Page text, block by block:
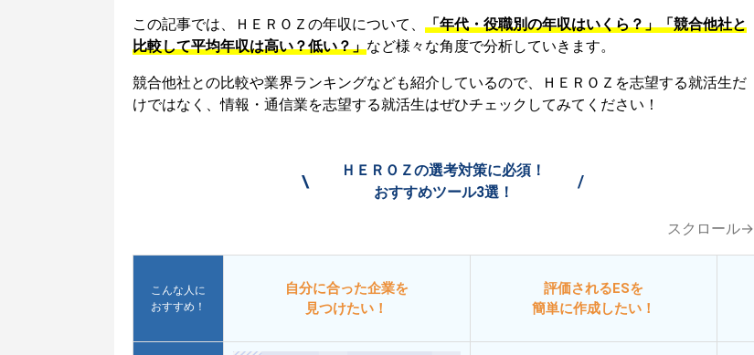
この記事では、ＨＥＲＯＺの年収について、 「年代・役職別の年収はいくら？」「競合他社と
比較して平均年収は高い？低い？」など様々な角度で分析していきます。
競合他社との比較や業界ランキングなども紹介しているので、ＨＥＲＯＺを志望する就活生だ
けではなく、情報・通信業を志望する就活生はぜひチェックしてみてください！
\
ＨＥＲＯＺの選考対策に必須！
おすすめツール3選！
/
スクロール→
こんな人に
おすすめ！
自分に合った企業を
見つけたい！
評価されるESを
簡単に作成したい！